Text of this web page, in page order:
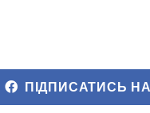
ПІДПИСАТИСЬ НА